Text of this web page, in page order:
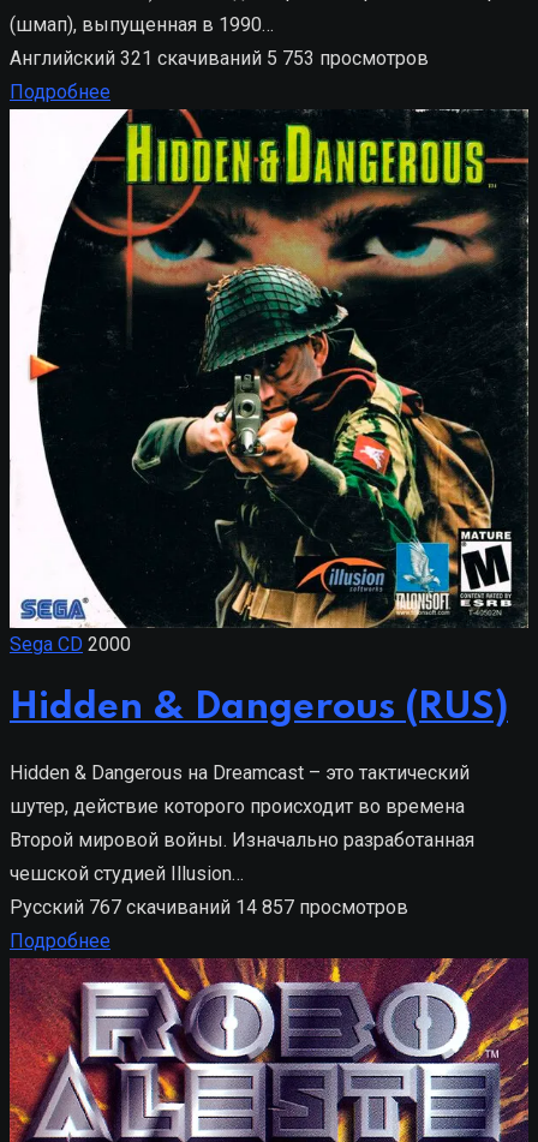
(шмап), выпущенная в 1990…
Английский 321 скачиваний 5 753 просмотров
Подробнее
Sega CD 2000
Hidden & Dangerous (RUS)
Hidden & Dangerous на Dreamcast – это тактический
шутер, действие которого происходит во времена
Второй мировой войны. Изначально разработанная
чешской студией Illusion…
Русский 767 скачиваний 14 857 просмотров
Подробнее